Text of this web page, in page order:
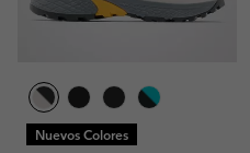
Nuevos Colores